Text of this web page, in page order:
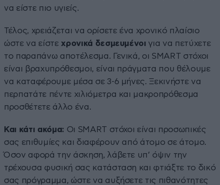
να είστε πιο υγιείς.
Τέλος, χρειάζεται να ορίσετε ένα χρονικό πλαίσιο
ώστε να είστε χρονικά δεσμευμένοι για να πετύχετε
το παραπάνω αποτέλεσμα. Γενικά, οι SMART στόχοι
είναι βραχυπρόθεσμοι, είναι πράγματα που θέλουμε
να καταφέρουμε μέσα σε 3-6 μήνες. Ξεκινήστε να
περπατάτε πέντε χιλιόμετρα και μακροπρόθεσμα
προσθέτετε άλλο ένα.
Και κάτι ακόμα: Οι SMART στόχοι είναι προσωπικές
σας επιθυμίες και διαφέρουν από άτομο σε άτομο.
Όσον αφορά την άσκηση, λάβετε υπ’ όψιν την
τρέχουσα φυσική σας κατάσταση και φτιάξτε το δικό
σας πρόγραμμα, ώστε να αυξήσετε τις πιθανότητες